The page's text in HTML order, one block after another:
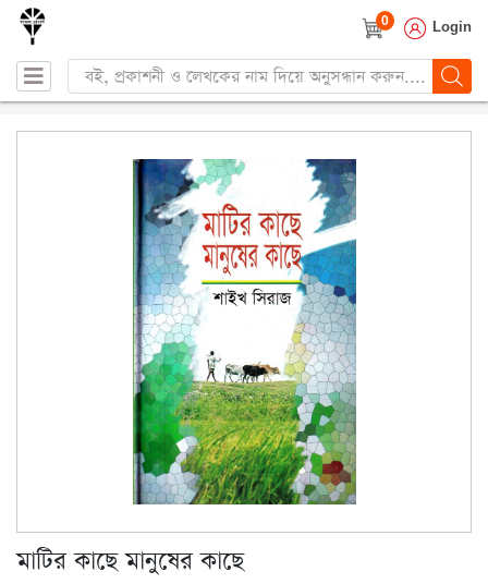
0 Login
Products
search
মাটির কাছে মানুষের কাছে